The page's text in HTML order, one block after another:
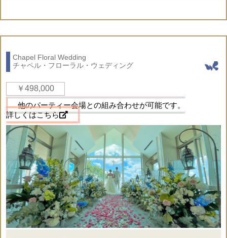
◇エイジングクロス（十字架）
◇アイルサイド・ランタン装飾
◇アイルサイド・生花ホワイト＆グリーン装飾
◇生花のフラワーシャワー
◇ティファニーチェア（各色選択可）
・ホワイト ・クリーム ・ブラウン
・ゴールド ・シルバー
◇チェア・サッシュ装飾
◇プリザーブドフラワーリングピロー
・グリーン ・ブルー ・ピンク
（レンタル）
◇ウェルカムボード
◇音楽演奏はサウンドシステムとなります
Chapel Floral Wedding
チャペル・フローラル・ウェディング
￥498,000
他のパーティー会場との組み合わせが可能です。
詳しくはこちら